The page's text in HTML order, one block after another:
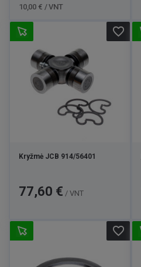
10,00 € / VNT
Kryžmė JCB 914/56401
Kaina
77,60 € / VNT
favorite_border
favorite_border